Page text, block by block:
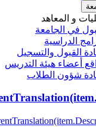
و المعاهد
في الجامعة
الدراسية
القبول والتسجيل
أعضاء هيئة التدريس
شؤون الطلاب